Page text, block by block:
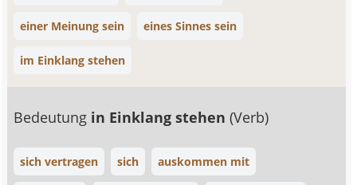
einer Meinung sein eines Sinnes sein
im Einklang stehen
Bedeutung in Einklang stehen(Verb)
sich vertragen sich auskommen mit